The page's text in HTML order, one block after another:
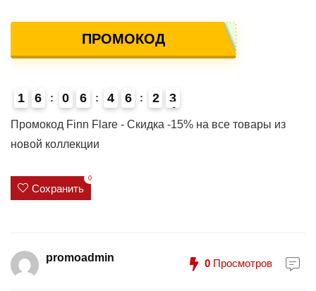
ПРОМОКОД
1
4
6 0 6 4 6 2 3
Промокод Finn Flare - Скидка -15% на все товары из
новой коллекции
Сохранить
0
promoadmin 0 Просмотров